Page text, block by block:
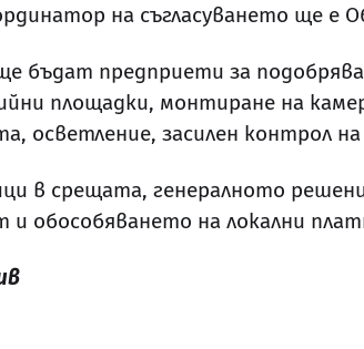
на съгласуването ще е
бъдат предприети за
площадки, монтиране на
осветление, засилен контрол
в срещата, генералното
обособяването на локални